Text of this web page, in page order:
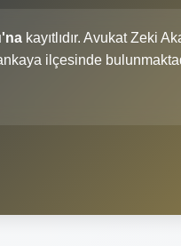
kayıtlıdır. Avukat Zeki
ilçesinde